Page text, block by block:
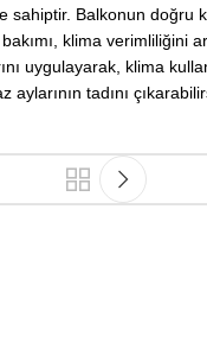
Balkonun doğru
klima verimliliğini
uygulayarak, klima
tadını